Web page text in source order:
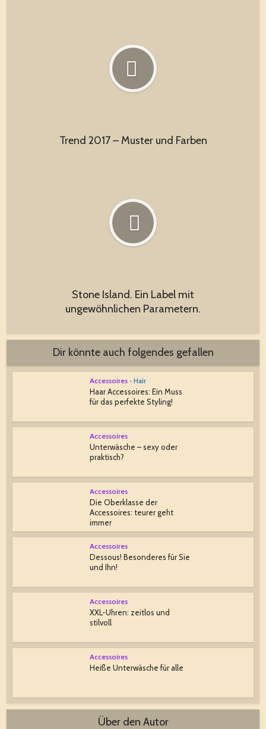
Trend 2017 – Muster und Farben
Stone Island. Ein Label mit
ungewöhnlichen Parametern.
Dir könnte auch folgendes gefallen
Accessoires • Hair
Haar Accessoires: Ein Muss
für das perfekte Styling!
Accessoires
Unterwäsche – sexy oder
praktisch?
Accessoires
Die Oberklasse der
Accessoires: teurer geht
immer
Accessoires
Dessous! Besonderes für Sie
und Ihn!
Accessoires
XXL-Uhren: zeitlos und
stilvoll
Accessoires
Heiße Unterwäsche für alle
Über den Autor